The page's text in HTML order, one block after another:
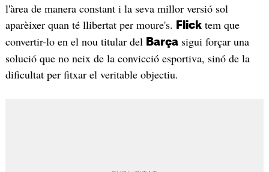
l'àrea de manera constant i la seva millor versió sol
aparèixer quan té llibertat per moure's.
Flicktem que
convertir-lo en el nou titular del Barçasigui forçar una
solució que no neix de la convicció esportiva, sinó de la
dificultat per fitxar el veritable objectiu.